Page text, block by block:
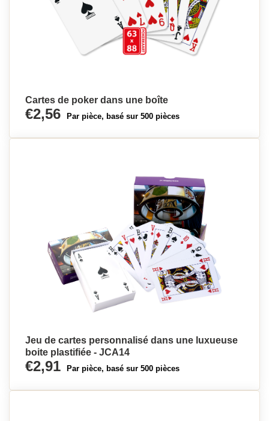
Cartes de poker dans une boîte
€2,56 Par pièce, basé sur 500 pièces
Jeu de cartes personnalisé dans une luxueuse
boite plastifiée - JCA14
€2,91 Par pièce, basé sur 500 pièces